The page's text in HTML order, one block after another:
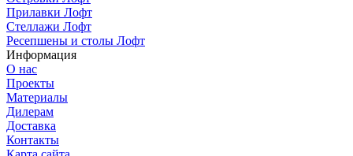
Прилавки Лофт
Стеллажи Лофт
Ресепшены и столы Лофт
Информация
О нас
Проекты
Материалы
Дилерам
Доставка
Контакты